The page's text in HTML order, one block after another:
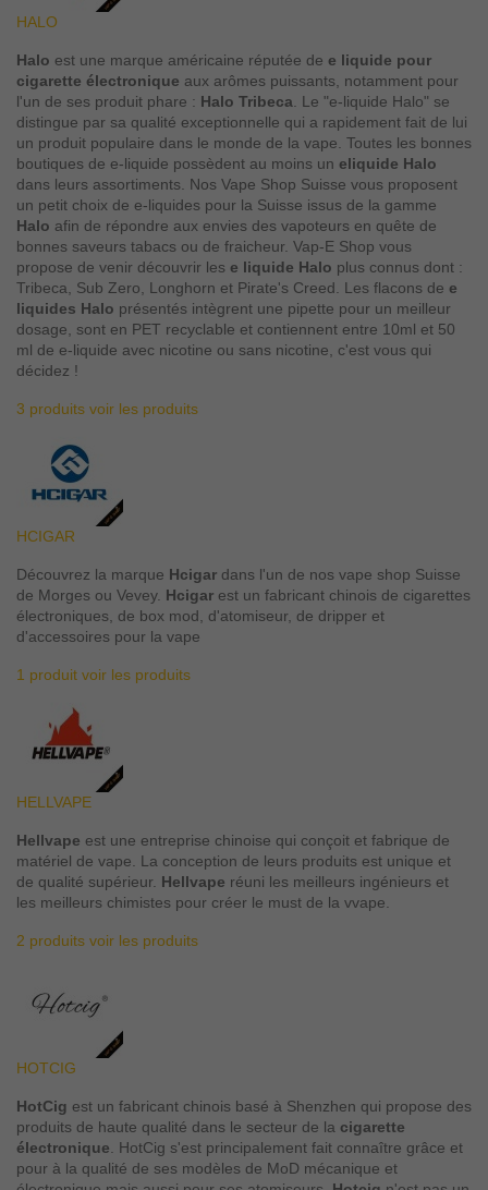
HALO
Halo est une marque américaine réputée de e liquide pour
cigarette électronique aux arômes puissants, notamment pour
l'un de ses produit phare : Halo Tribeca . Le "e-liquide Halo" se
distingue par sa qualité exceptionnelle qui a rapidement fait de lui
un produit populaire dans le monde de la vape. Toutes les bonnes
boutiques de e-liquide possèdent au moins un eliquide Halo
dans leurs assortiments. Nos Vape Shop Suisse vous proposent
un petit choix de e-liquides pour la Suisse issus de la gamme
Halo afin de répondre aux envies des vapoteurs en quête de
bonnes saveurs tabacs ou de fraicheur. Vap-E Shop vous
propose de venir découvrir les e liquide Halo plus connus dont :
Tribeca, Sub Zero, Longhorn et Pirate's Creed. Les flacons de e
liquides Halo présentés intègrent une pipette pour un meilleur
dosage, sont en PET recyclable et contiennent entre 10ml et 50
ml de e-liquide avec nicotine ou sans nicotine, c'est vous qui
décidez !
3 produits voir les produits
HCIGAR
Découvrez la marque Hcigar dans l'un de nos vape shop Suisse
de Morges ou Vevey. Hcigar est un fabricant chinois de cigarettes
électroniques, de box mod, d'atomiseur, de dripper et
d'accessoires pour la vape
1 produit voir les produits
HELLVAPE
Hellvape est une entreprise chinoise qui conçoit et fabrique de
matériel de vape. La conception de leurs produits est unique et
de qualité supérieur. Hellvape réuni les meilleurs ingénieurs et
les meilleurs chimistes pour créer le must de la vvape.
2 produits voir les produits
HOTCIG
HotCig est un fabricant chinois basé à Shenzhen qui propose des
produits de haute qualité dans le secteur de la cigarette
électronique . HotCig s'est principalement fait connaître grâce et
pour à la qualité de ses modèles de MoD mécanique et